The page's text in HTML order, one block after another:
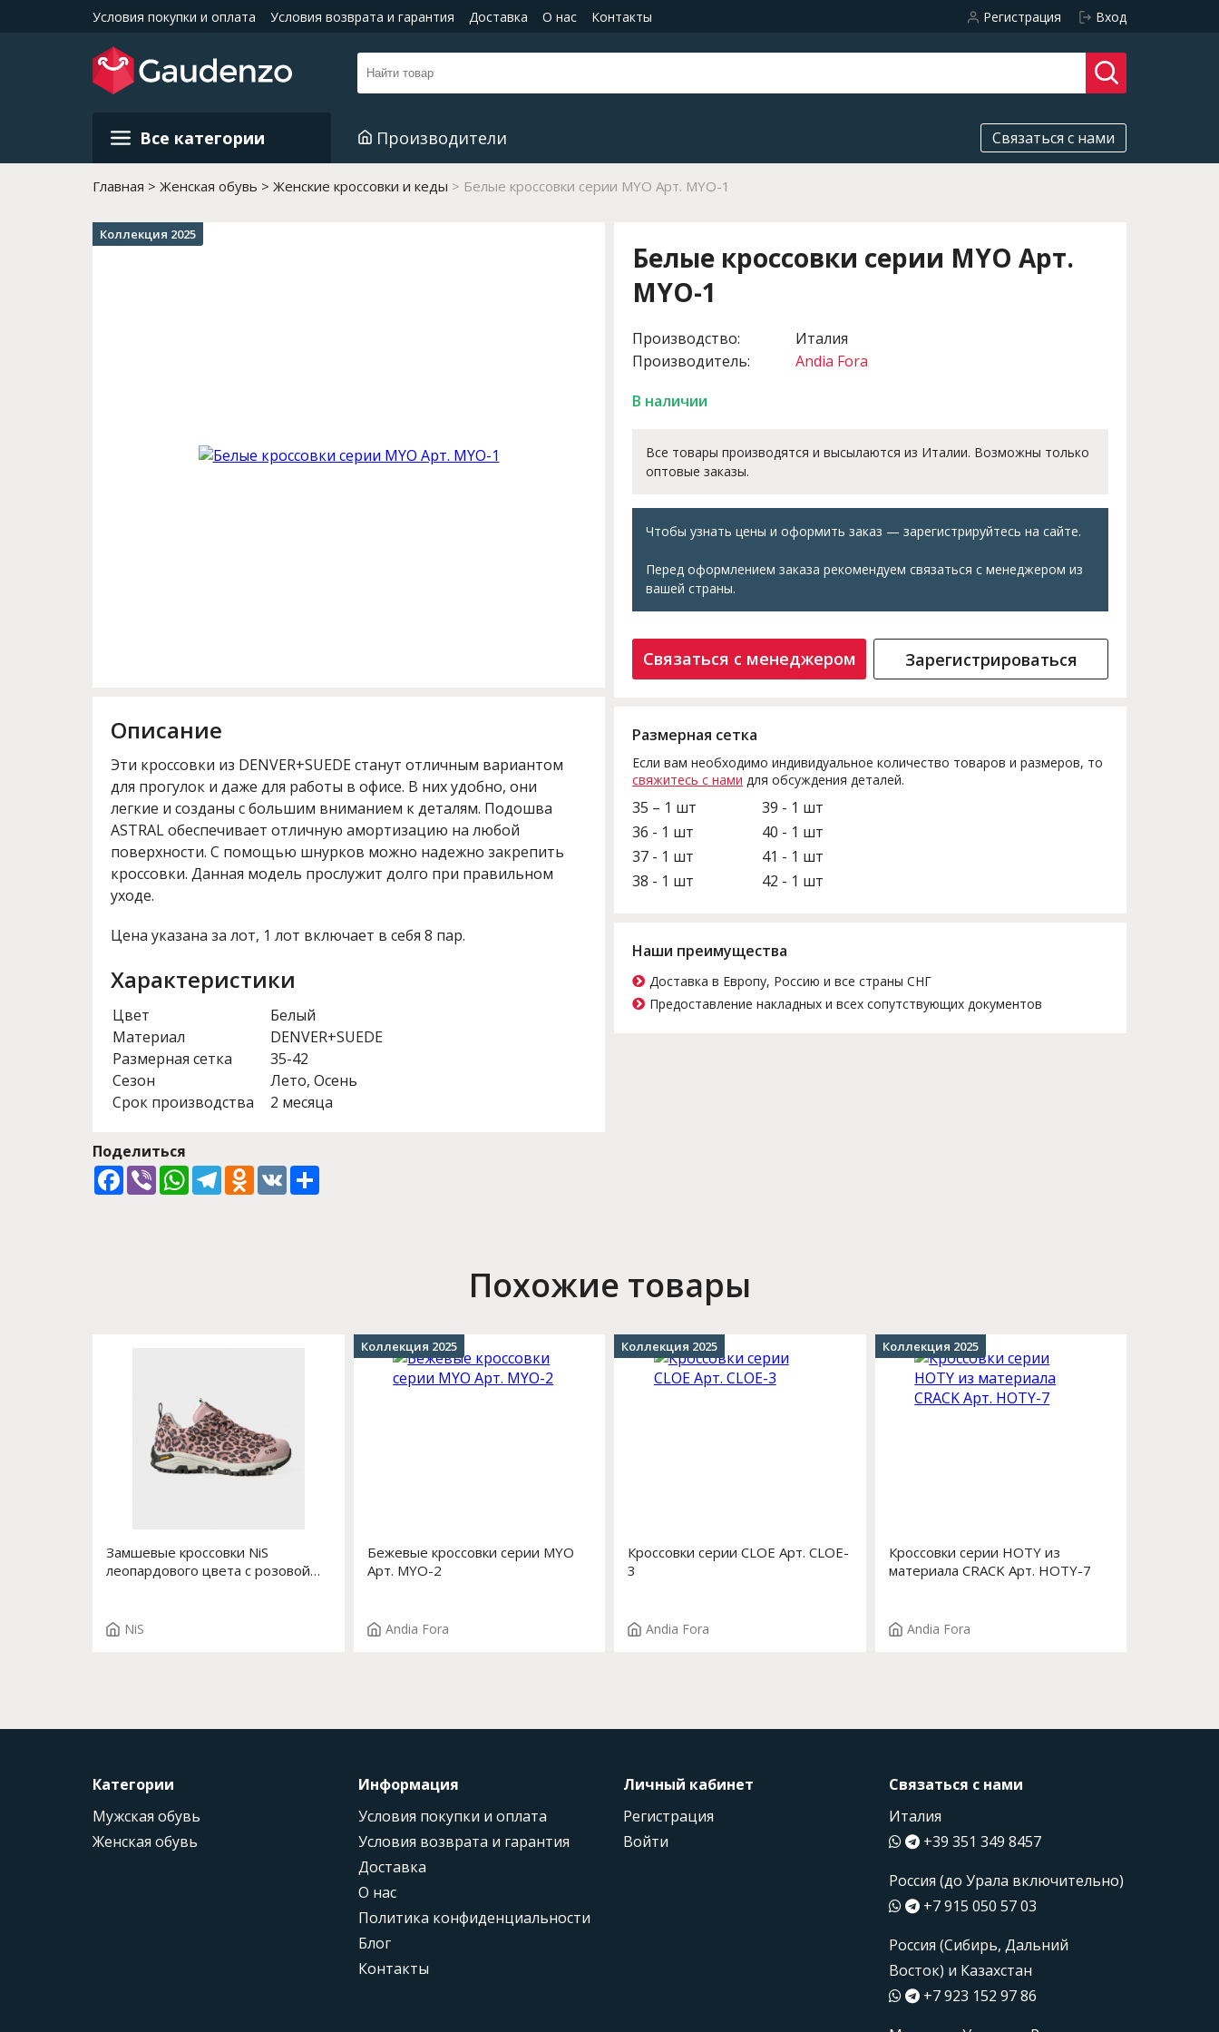
Условия покупки и оплата Условия возврата и гарантия Доставка О нас Контакты Регистрация Вход
Все категории Производители Связаться с нами
Главная Женская обувь Женские кроссовки и кеды Белые кроссовки серии MYO Арт. MYO-1
Коллекция 2025
Описание
Эти кроссовки из DENVER+SUEDE станут отличным вариантом
для прогулок и даже для работы в офисе. В них удобно, они
легкие и созданы с большим вниманием к деталям. Подошва
ASTRAL обеспечивает отличную амортизацию на любой
поверхности. С помощью шнурков можно надежно закрепить
кроссовки. Данная модель прослужит долго при правильном
уходе.
Цена указана за лот, 1 лот включает в себя 8 пар.
Характеристики
Цвет
Белый
Материал
DENVER+SUEDE
Размерная сетка
35-42
Сезон
Лето, Осень
Срок производства
2 месяца
Поделиться
Facebook
ViberWhatsApp
TelegramOdnoklassniki
VK
Белые кроссовки серии MYO Арт.
MYO-1
Производство:
Производитель:
Италия
Andia Fora
В наличии
Все товары производятся и высылаются из Италии. Возможны только
оптовые заказы.
Чтобы узнать цены и оформить заказ — зарегистрируйтесь на сайте.
Перед оформлением заказа рекомендуем связаться с менеджером из
вашей страны.
Связаться с менеджером Зарегистрироваться
Размерная сетка
Если вам необходимо индивидуальное количество товаров и размеров, то
свяжитесь с нами для обсуждения деталей.
35 – 1 шт
36 - 1 шт
37 - 1 шт
38 - 1 шт
39 - 1 шт
40 - 1 шт
41 - 1 шт
42 - 1 шт
Наши преимущества
Доставка в Европу, Россию и все страны СНГ
Предоставление накладных и всех сопутствующих документов
Похожие товары
Замшевые кроссовки NiS
леопардового цвета с розовой
NiS
Бежевые кроссовки серии MYO
Арт. MYO-2
Andia Fora
Коллекция 2025
Кроссовки серии CLOE Арт. CLOE-
3
Andia Fora
Коллекция 2025
Кроссовки серии HOTY из
материала CRACK Арт. HOTY-7
Andia Fora
Коллекция 2025
Категории
Мужская обувь
Женская обувь
Информация
Условия покупки и оплата
Условия возврата и гарантия
Доставка
О нас
Политика конфиденциальности
Блог
Контакты
Личный кабинет
Регистрация
Войти
Связаться с нами
Италия
+39 351 349 8457
Россия (до Урала включительно)
+7 915 050 57 03
Россия (Сибирь, Дальний
Восток) и Казахстан
+7 923 152 97 86